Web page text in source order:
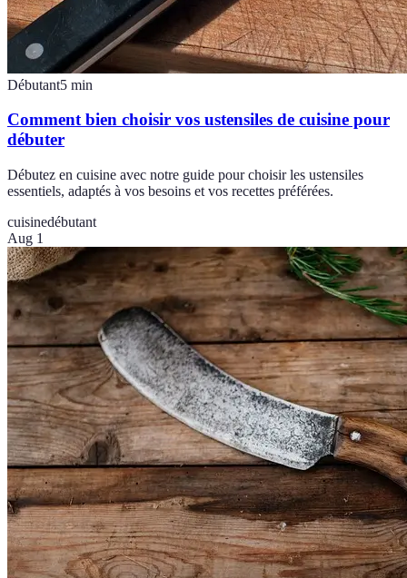
Débutant5 min
Comment bien choisir vos ustensiles de cuisine pour
débuter
Débutez en cuisine avec notre guide pour choisir les ustensiles
essentiels, adaptés à vos besoins et vos recettes préférées.
cuisinedébutant
Aug 1